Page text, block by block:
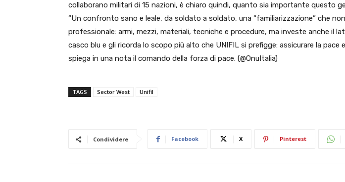
collaborano militari di 15 nazioni, è chiaro quindi, quanto sia importante questo
“Un confronto sano e leale, da soldato a soldato, una “familiarizzazione” che
professionale: armi, mezzi, materiali, tecniche e procedure, ma investe anche il
casco blu e gli ricorda lo scopo più alto che UNIFIL si prefigge: assicurare la pace
spiega in una nota il comando della forza di pace. (@OnuItalia)
TAGS Sector West Unifil
Condividere Facebook X Pinterest